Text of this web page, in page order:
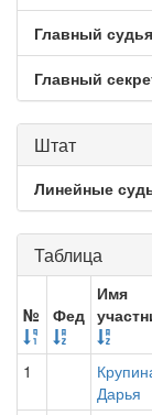
Главный
Главный
Штат
Линейные
Таблица
№ Фед
Имя
1
Дарья